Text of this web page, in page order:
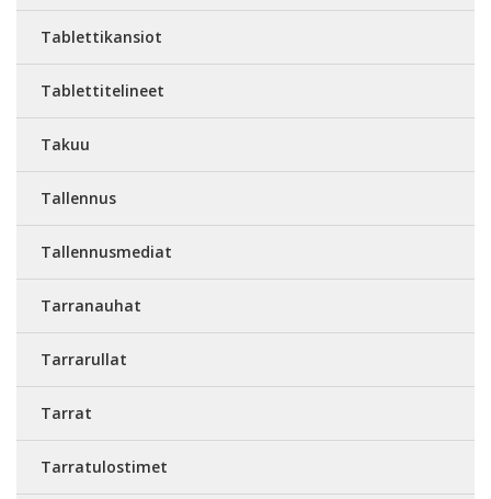
Tablettikansiot
Tablettitelineet
Takuu
Tallennus
Tallennusmediat
Tarranauhat
Tarrarullat
Tarrat
Tarratulostimet